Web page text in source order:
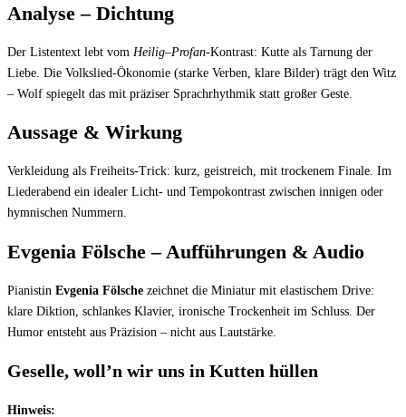
Analyse – Dichtung
Der Listentext lebt vom Heilig–Profan-Kontrast: Kutte als Tarnung der
Liebe. Die Volkslied-Ökonomie (starke Verben, klare Bilder) trägt den Witz
– Wolf spiegelt das mit präziser Sprachrhythmik statt großer Geste.
Aussage & Wirkung
Verkleidung als Freiheits-Trick: kurz, geistreich, mit trockenem Finale. Im
Liederabend ein idealer Licht- und Tempokontrast zwischen innigen oder
hymnischen Nummern.
Evgenia Fölsche – Aufführungen & Audio
Pianistin Evgenia Fölsche zeichnet die Miniatur mit elastischem Drive:
klare Diktion, schlankes Klavier, ironische Trockenheit im Schluss. Der
Humor entsteht aus Präzision – nicht aus Lautstärke.
Geselle, woll’n wir uns in Kutten hüllen
Hinweis: